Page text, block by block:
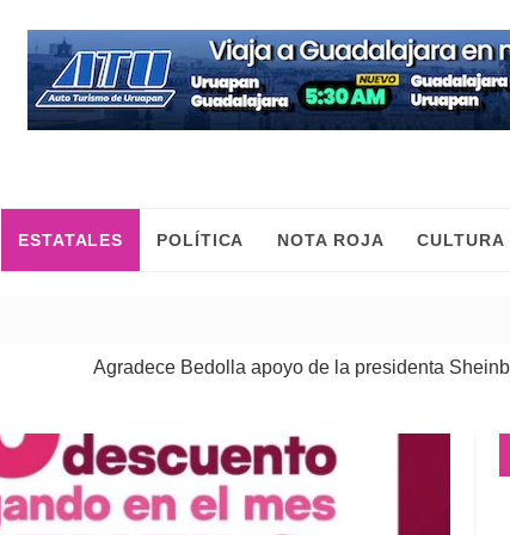
ESTATALES POLÍTICA NOTA ROJA CULTURA
Agradece Bedolla apoyo de la presidenta Sheinbaum